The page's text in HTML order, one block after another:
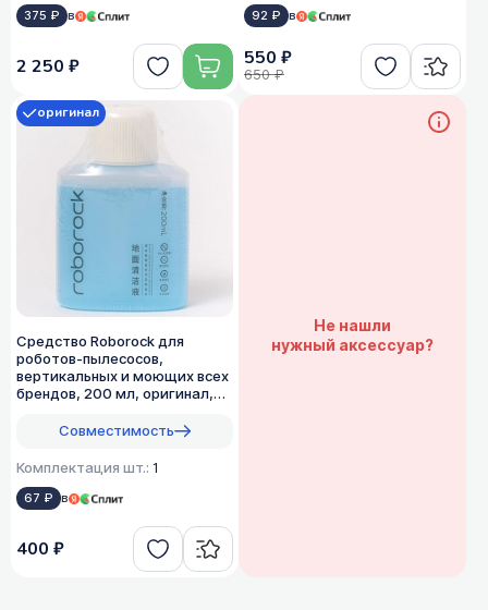
375 ₽ в
2 250 ₽
92 ₽ в
550 ₽
650 ₽
Средство Roborock для
роботов-пылесосов,
вертикальных и моющих всех
брендов, 200 мл, оригинал,
Совместимость
Комплектация шт.: 1
67 ₽ в
оригинал
400 ₽
Не нашли
нужный аксессуар?